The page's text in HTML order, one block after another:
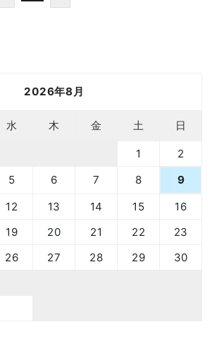
2026年8月
水 木 金 土 日
1
2
5 6 7 8
9
12 13 14 15
16
19 20 21 22
23
26 27 28 29
30